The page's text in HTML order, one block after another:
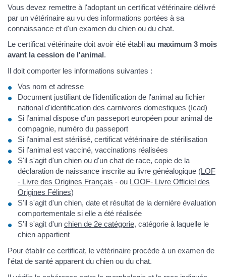
Vous devez remettre à l'adoptant un certificat vétérinaire délivré
par un vétérinaire au vu des informations portées à sa
connaissance et d'un examen du chien ou du chat.
Le certificat vétérinaire doit avoir été établi au maximum 3 mois
avant la cession de l'animal.
Il doit comporter les informations suivantes :
Vos nom et adresse
Document justifiant de l'identification de l'animal au fichier
national d'identification des carnivores domestiques (Icad)
Si l’animal dispose d'un passeport européen pour animal de
compagnie, numéro du passeport
Si l'animal est stérilisé, certificat vétérinaire de stérilisation
Si l'animal est vacciné, vaccinations réalisées
S'il s'agit d'un chien ou d'un chat de race, copie de la
déclaration de naissance inscrite au livre généalogique (LOF
- Livre des Origines Français - ou LOOF- Livre Officiel des
Origines Félines)
S'il s'agit d'un chien, date et résultat de la dernière évaluation
comportementale si elle a été réalisée
S'il s'agit d'un chien de 2e catégorie, catégorie à laquelle le
chien appartient
Pour établir ce certificat, le vétérinaire procède à un examen de
l'état de santé apparent du chien ou du chat.